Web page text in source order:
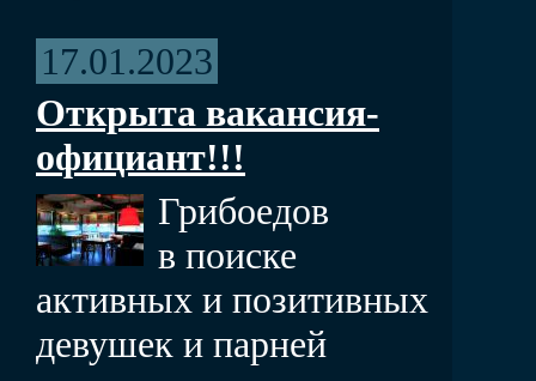
17.01.2023
Открыта вакансия-
официант!!!
Грибоедов
в поиске
активных и позитивных
девушек и парней